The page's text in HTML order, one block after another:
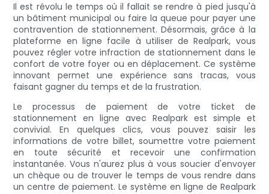
Il est révolu le temps où il fallait se rendre à pied jusqu'à
un bâtiment municipal ou faire la queue pour payer une
contravention de stationnement. Désormais, grâce à la
plateforme en ligne facile à utiliser de Realpark, vous
pouvez régler votre infraction de stationnement dans le
confort de votre foyer ou en déplacement. Ce système
innovant permet une expérience sans tracas, vous
faisant gagner du temps et de la frustration.
Le processus de paiement de votre ticket de
stationnement en ligne avec Realpark est simple et
convivial. En quelques clics, vous pouvez saisir les
informations de votre billet, soumettre votre paiement
en toute sécurité et recevoir une confirmation
instantanée. Vous n'aurez plus à vous soucier d'envoyer
un chèque ou de trouver le temps de vous rendre dans
un centre de paiement. Le système en ligne de Realpark